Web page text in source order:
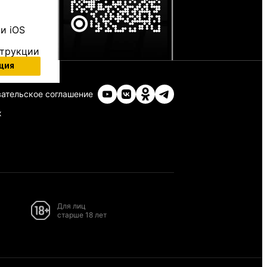
iOS
соглашение
Для лиц
старше 18 лет